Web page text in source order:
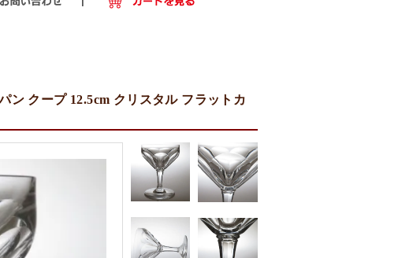
ン クープ 12.5cm クリスタル フラットカ